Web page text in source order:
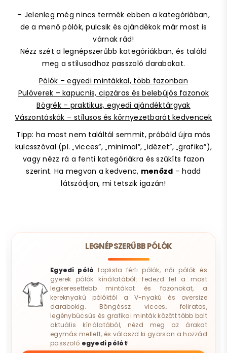
– Jelenleg még nincs termék ebben a kategóriában,
de a menő pólók, pulcsik és ajándékok már most is
várnak rád!
Nézz szét a legnépszerűbb kategóriákban, és találd
meg a stílusodhoz passzoló darabokat.
Pólók – egyedi mintákkal, több fazonban
Pulóverek – kapucnis, cipzáras és belebújós fazonok
Bögrék – praktikus, egyedi ajándéktárgyak
Vászontáskák – stílusos és környezetbarát kedvencek
Tipp: ha most nem találtál semmit, próbáld újra más
kulcsszóval (pl. „vicces”, „minimal”, „idézet”, „grafika”),
vagy nézz rá a fenti kategóriákra és szűkíts fazon
szerint. Ha megvan a kedvenc, menőzd – hadd
látszódjon, mi tetszik igazán!
LEGNÉPSZERŰBB PÓLÓK
Egyedi póló toplista férfi pólók, női pólók és
gyerek pólók kínálatából: fedezd fel a most
legkeresettebb mintákat és fazonokat, a
kereknyakú pólóktól a V-nyakú és oversize
darabokig. Böngéssz vicces, feliratos,
legénybúcsús és grafikai minták között több bolt
aktuális kínálatából, nézd meg az árakat
egymás mellett, és válaszd ki gyorsan a hozzád
passzoló egyedi pólót!